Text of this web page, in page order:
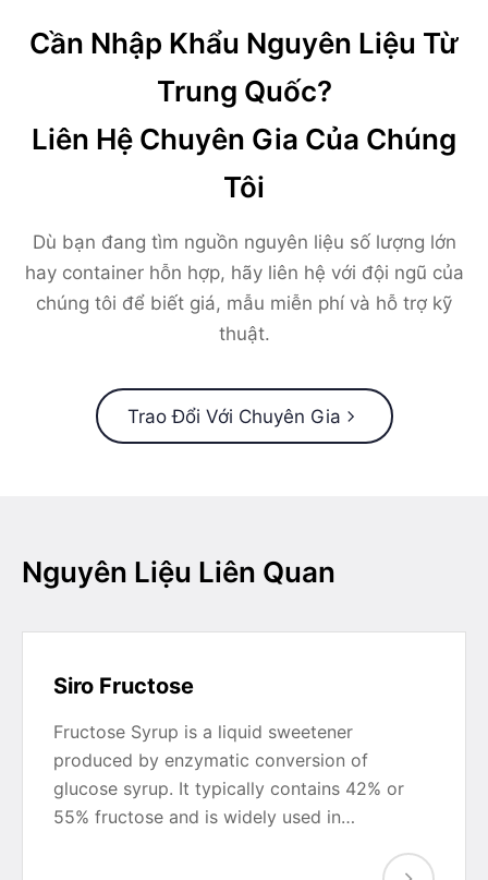
Cần Nhập Khẩu Nguyên Liệu Từ
Trung Quốc?
Liên Hệ Chuyên Gia Của Chúng
Tôi
Dù bạn đang tìm nguồn nguyên liệu số lượng lớn
hay container hỗn hợp, hãy liên hệ với đội ngũ của
chúng tôi để biết giá, mẫu miễn phí và hỗ trợ kỹ
thuật.
Trao Đổi Với Chuyên Gia
Nguyên Liệu Liên Quan
Siro Fructose
Fructose Syrup is a liquid sweetener
produced by enzymatic conversion of
glucose syrup. It typically contains 42% or
55% fructose and is widely used in…